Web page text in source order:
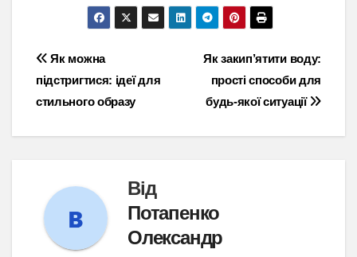
Навігація
записів
Як закип’ятити воду:
прості способи для
будь-якої ситуації
Як можна
підстригтися: ідеї для
стильного образу
Від
Потапенко
Олександр